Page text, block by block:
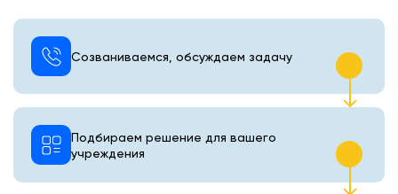
Созваниваемся, обсуждаем задачу
Подбираем решение для вашего
учреждения